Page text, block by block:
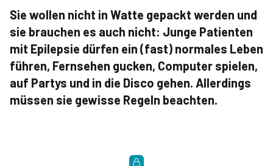
Sie wollen nicht in Watte gepackt werden und
sie brauchen es auch nicht: Junge Patienten
mit Epilepsie dürfen ein (fast) normales Leben
führen, Fernsehen gucken, Computer spielen,
auf Partys und in die Disco gehen. Allerdings
müssen sie gewisse Regeln beachten.